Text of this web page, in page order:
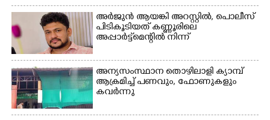
അർജുൻ ആയങ്കി അറസ്റ്റിൽ, പൊലീസ്
പിടികൂടിയത് കണ്ണൂരിലെ
അപ്പാർട്ട്‌മെന്റിൽ നിന്ന്
അന്യസംസ്ഥാന തൊഴിലാളി ക്യാമ്പ്
ആക്രമിച്ച് പണവും, ഫോണുകളും
കവർന്നു
Copy Link